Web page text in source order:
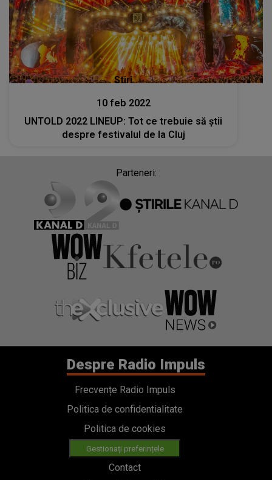
Stiri
10 feb 2022
UNTOLD 2022 LINEUP: Tot ce trebuie să ştii
despre festivalul de la Cluj
Parteneri:
Despre Radio Impuls
Frecvențe Radio Impuls
Politica de confidentialitate
Politica de cookies
Gestionați preferințele
Contact